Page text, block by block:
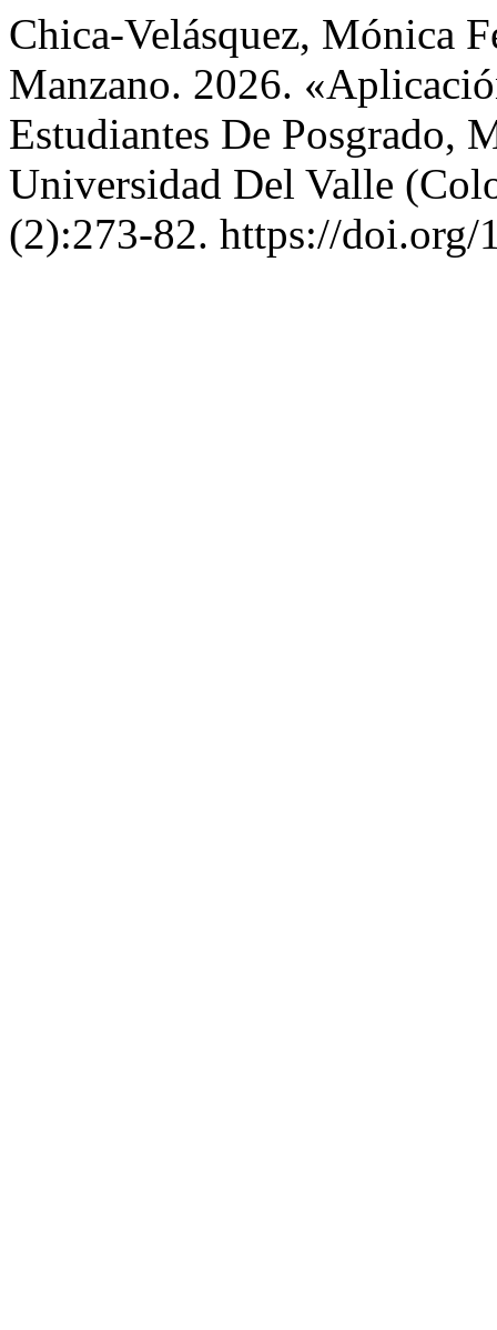
Chica-Velásquez, Mónica
Manzano. 2026.
Estudiantes De Posgrado,
Universidad Del Valle
(2):273-82. https://